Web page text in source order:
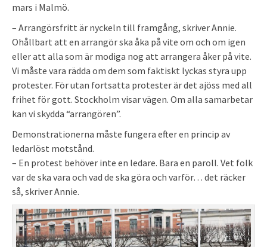
mars i Malmö.
– Arrangörsfritt är nyckeln till framgång, skriver Annie.
Ohållbart att en arrangör ska åka på vite om och om igen
eller att alla som är modiga nog att arrangera åker på vite.
Vi måste vara rädda om dem som faktiskt lyckas styra upp
protester. För utan fortsatta protester är det ajöss med all
frihet för gott. Stockholm visar vägen. Om alla samarbetar
kan vi skydda “arrangören”.
Demonstrationerna måste fungera efter en princip av
ledarlöst motstånd.
– En protest behöver inte en ledare. Bara en paroll. Vet folk
var de ska vara och vad de ska göra och varför… det räcker
så, skriver Annie.